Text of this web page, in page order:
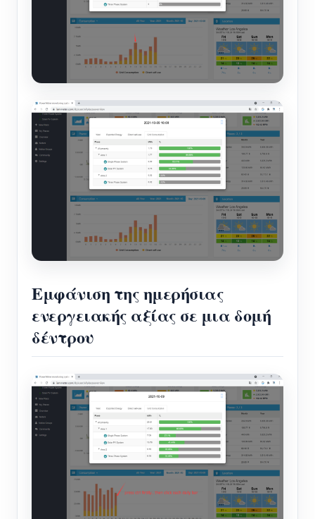
Εμφάνιση της ημερήσιας
ενεργειακής αξίας σε μια δομή
δέντρου